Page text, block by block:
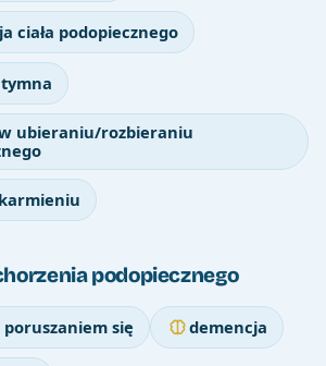
ciała podopiecznego
ubieraniu/rozbieraniu
podopiecznego
się demencja